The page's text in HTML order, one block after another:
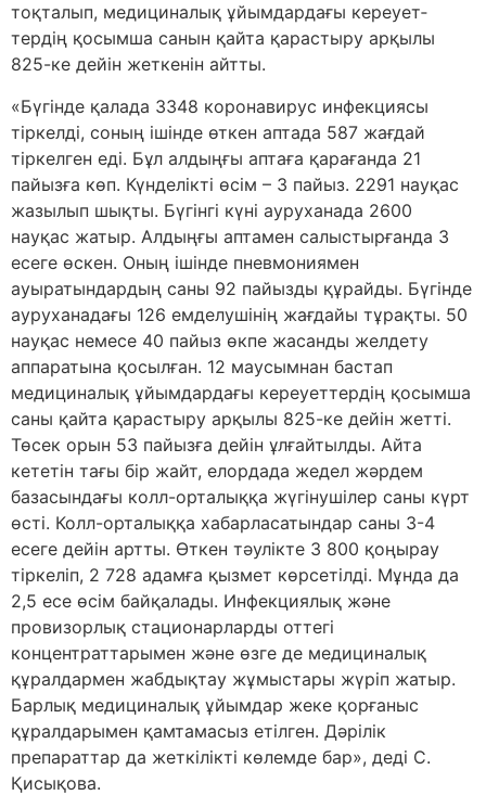
тоқталып, медициналық ұйымдардағы кереует­
тердің қосымша санын қайта қарастыру арқылы
825-ке дейін жеткенін айтты.
«Бүгінде қалада 3348 коронавирус инфекциясы
тіркелді, соның ішінде өткен аптада 587 жағдай
тіркелген еді. Бұл алдыңғы аптаға қарағанда 21
пайызға көп. Күнделікті өсім – 3 пайыз. 2291 науқас
жазылып шықты. Бүгінгі күні ауруханада 2600
науқас жатыр. Алдыңғы аптамен салыстырғанда 3
есеге өскен. Оның ішінде пневмония­мен
ауыратындардың саны 92 па­йызды құрайды. Бүгінде
ауруханадағы 126 емделушінің жағдайы тұрақты. 50
науқас немесе 40 пайыз өкпе жасанды желдету
аппаратына қосылған. 12 маусымнан бастап
медициналық ұйымдардағы кереуеттердің қосымша
саны қайта қарастыру арқылы 825-ке дейін жетті.
Төсек орын 53 пайызға дейін ұлғайтылды. Айта
кететін тағы бір жайт, елордада жедел жәрдем
базасындағы колл-орталыққа жүгінушілер саны күрт
өсті. Колл-орталыққа хабарласатындар саны 3-4
есеге дейін артты. Өткен тәулікте 3 800 қоңырау
тіркеліп, 2 728 адамға қызмет көрсетілді. Мұнда да
2,5 есе өсім байқалады. Инфекциялық және
провизорлық стационарларды оттегі
концентраттарымен және өзге де медициналық
құралдармен жабдықтау жұмыстары жүріп жатыр.
Барлық меди­циналық ұйымдар жеке қорғаныс
құралдарымен қамтамасыз етілген. Дәрі­лік
препараттар да жеткілікті көлем­де бар», деді C.
Қисықова.